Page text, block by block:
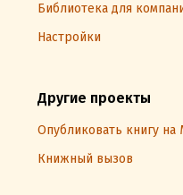
Библиотека для
Настройки
Другие проекты
Опубликовать книгу на
Книжный вызов